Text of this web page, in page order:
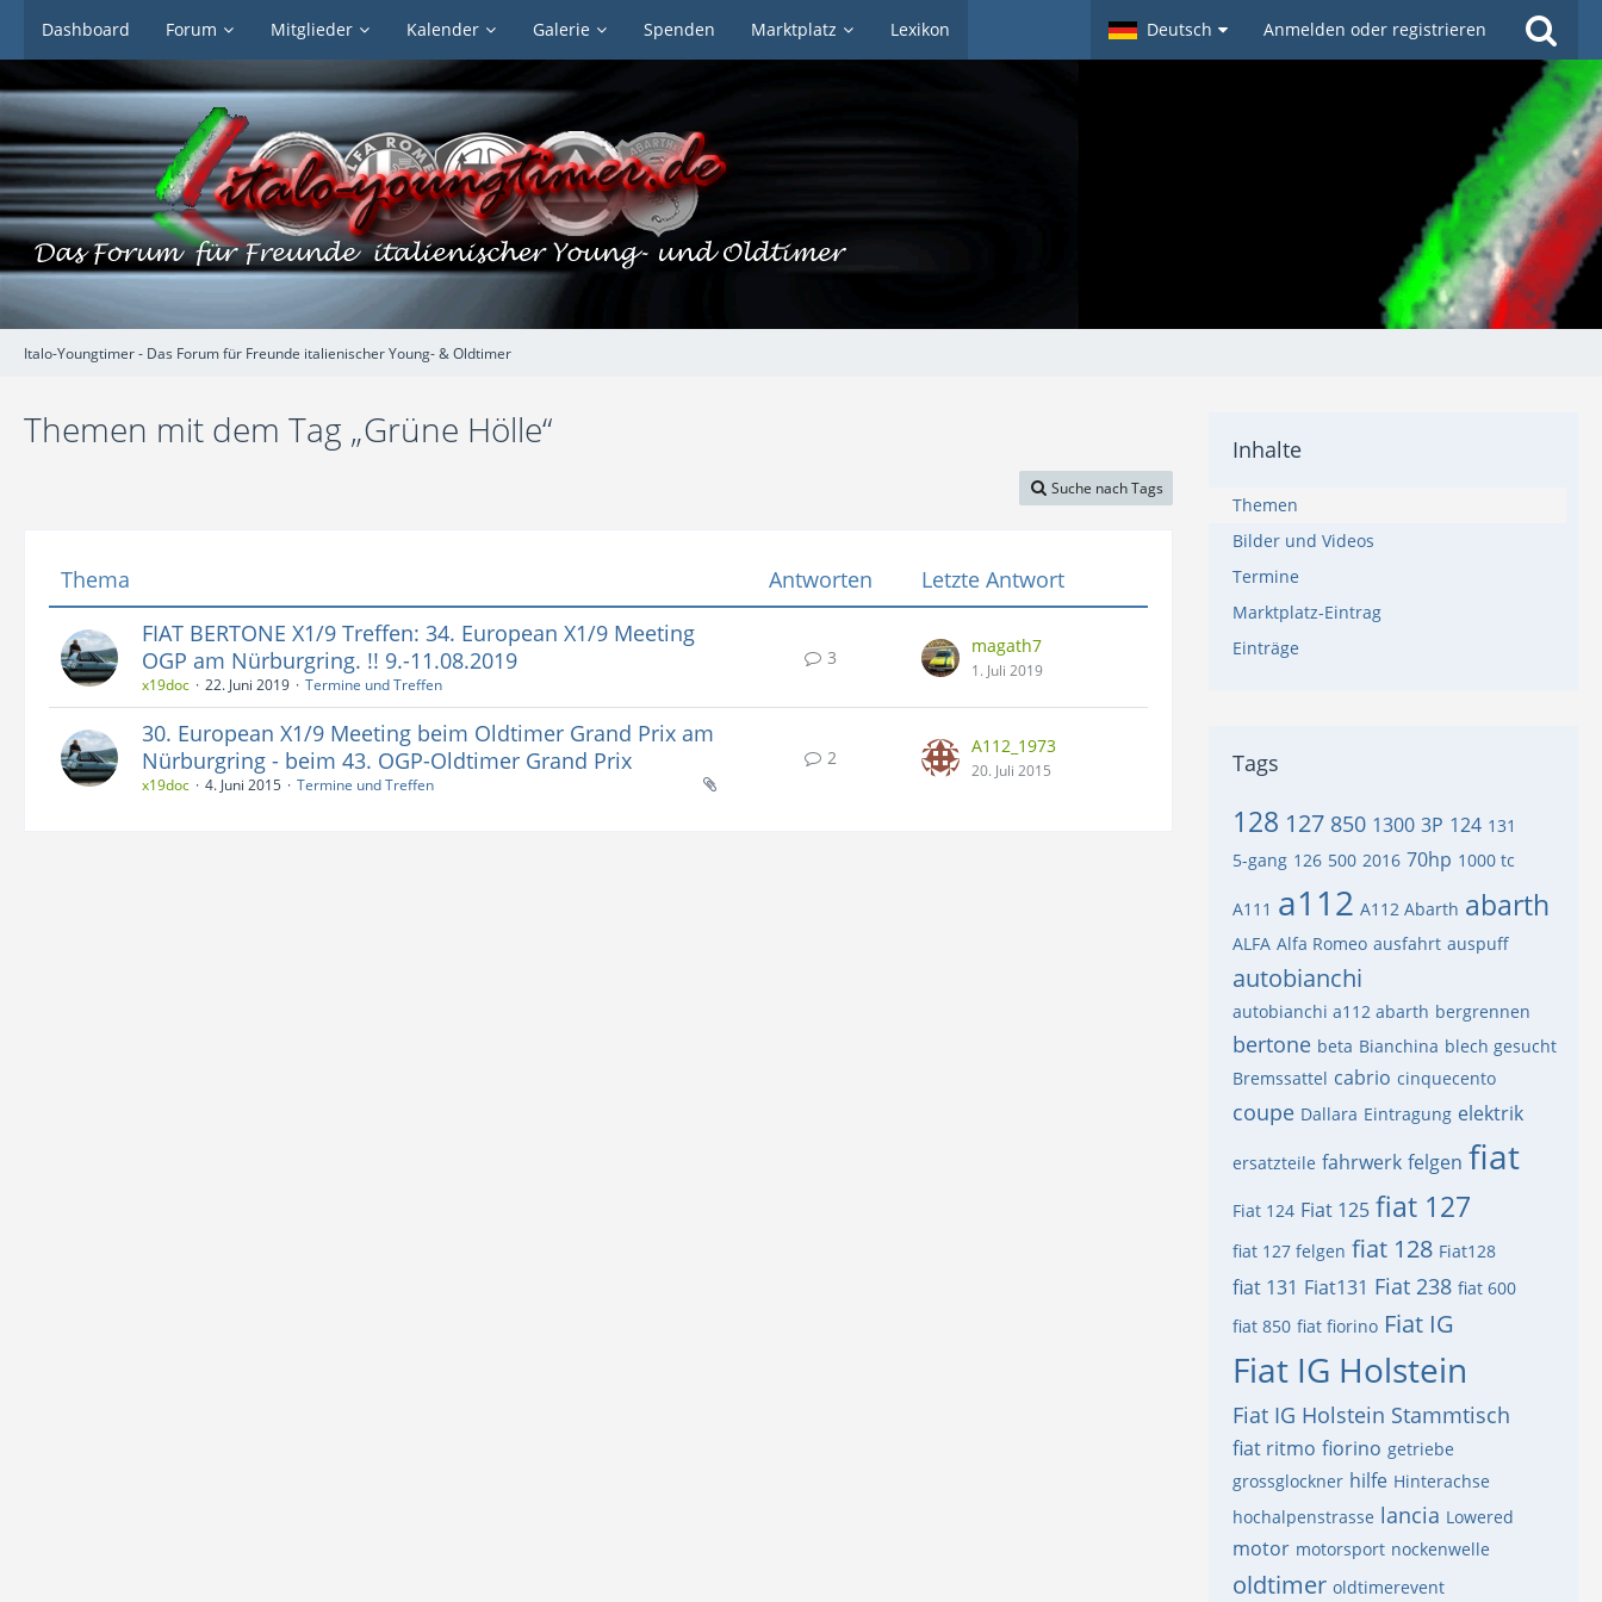
Dashboard Forum Mitglieder Kalender Galerie Spenden Marktplatz Lexikon Deutsch Anmelden oder registrieren
Italo-Youngtimer - Das Forum für Freunde italienischer Young- & Oldtimer
Themen mit dem Tag „Grüne Hölle“
Suche nach Tags
Thema Antworten
Letzte Antwort
FIAT BERTONE X1/9 Treffen: 34. European X1/9 Meeting
OGP am Nürburgring. !! 9.-11.08.2019
x19doc 22. Juni 2019 Termine und Treffen
3
magath7
1. Juli 2019
30. European X1/9 Meeting beim Oldtimer Grand Prix am
Nürburgring - beim 43. OGP-Oldtimer Grand Prix
x19doc 4. Juni 2015 Termine und Treffen
2
A112_1973
20. Juli 2015
Inhalte
Themen
Bilder und Videos
Termine
Marktplatz-Eintrag
Einträge
Tags
128 127 850 1300 3P 124 131
5-gang 126 500 2016 70hp 1000 tc
A111 a112 A112 Abarth abarth
ALFA Alfa Romeo ausfahrt auspuff
autobianchi
autobianchi a112 abarth bergrennen
bertone beta Bianchina blech gesucht
Bremssattel cabrio cinquecento
coupe Dallara Eintragung elektrik
ersatzteile fahrwerk felgen fiat
Fiat 124 Fiat 125 fiat 127
fiat 127 felgen fiat 128 Fiat128
fiat 131 Fiat131 Fiat 238 fiat 600
fiat 850 fiat fiorino Fiat IG
Fiat IG Holstein
Fiat IG Holstein Stammtisch
fiat ritmo fiorino getriebe
grossglockner hilfe Hinterachse
hochalpenstrasse lancia Lowered
motor motorsport nockenwelle
oldtimer oldtimerevent